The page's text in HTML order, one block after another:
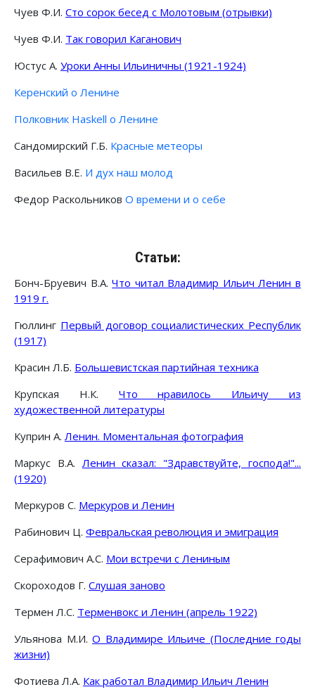
Чуев Ф.И. Сто сорок бесед с Молотовым (отрывки)
Чуев Ф.И. Так говорил Каганович
Юстус А. Уроки Анны Ильиничны (1921-1924)
Керенский о Ленине
Полковник Haskell о Ленине
Сандомирский Г.Б. Красные метеоры
Васильев В.Е. И дух наш молод
Федор Раскольников О времени и о себе
Статьи:
Бонч-Бруевич В.А.Что читал Владимир Ильич Ленин в
1919 г.
Гюллинг Первый договор социалистических Республик
(1917)
Красин Л.Б. Большевистская партийная техника
Крупская Н.К. Что нравилось Ильичу из
художественной литературы
Куприн А. Ленин. Моментальная фотография
Маркус В.А. Ленин сказал: "Здравствуйте, господа!"...
(1920)
Меркуров С. Меркуров и Ленин
Рабинович Ц. Февральская революция и эмиграция
Серафимович А.С. Мои встречи с Лениным
Скороходов Г. Слушая заново
Термен Л.С. Терменвокс и Ленин (апрель 1922)
Ульянова М.И. О Владимире Ильиче (Последние годы
жизни)
Фотиева Л.А. Как работал Владимир Ильич Ленин